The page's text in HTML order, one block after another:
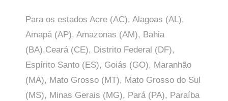
Para os estados Acre (AC), Alagoas (AL),
Amapá (AP), Amazonas (AM), Bahia
(BA),Ceará (CE), Distrito Federal (DF),
Espírito Santo (ES), Goiás (GO), Maranhão
(MA), Mato Grosso (MT), Mato Grosso do Sul
(MS), Minas Gerais (MG), Pará (PA), Paraíba